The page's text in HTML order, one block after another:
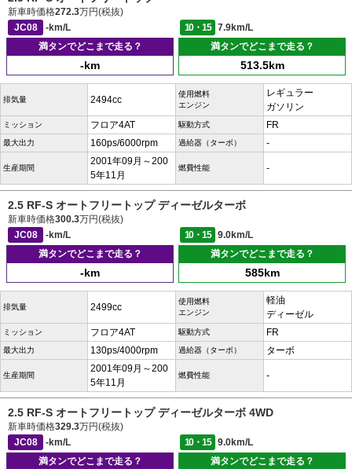
新車時価格272.3万円(税抜)
JC08
-km/L 10・15
7.9km/L
満タンでどこまで走る？
-km
満タンでどこまで走る？
513.5km
排気量 2494cc
使用燃料
エンジン
レギュラー
ガソリン
ミッション フロア4AT 駆動方式 FR
最大出力 160ps/6000rpm 過給器（ターボ） -
生産期間
2001年09月～200
5年11月
燃費性能 -
2.5 RF-S オートフリートップ ディーゼルターボ
新車時価格300.3万円(税抜)
JC08
-km/L 10・15
9.0km/L
満タンでどこまで走る？
-km
満タンでどこまで走る？
585km
排気量 2499cc
使用燃料
エンジン
軽油
ディーゼル
ミッション フロア4AT 駆動方式 FR
最大出力 130ps/4000rpm 過給器（ターボ） ターボ
生産期間
2001年09月～200
5年11月
燃費性能 -
2.5 RF-S オートフリートップ ディーゼルターボ 4WD
新車時価格329.3万円(税抜)
JC08
-km/L 10・15
9.0km/L
満タンでどこまで走る？
満タンでどこまで走る？